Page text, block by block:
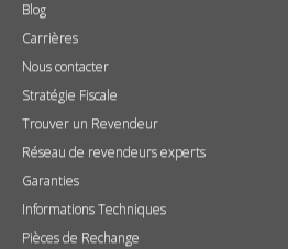
Blog
Carrières
Nous contacter
Stratégie Fiscale
Trouver un Revendeur
Réseau de revendeurs experts
Garanties
Informations Techniques
Pièces de Rechange